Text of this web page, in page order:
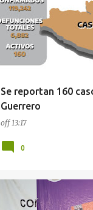
Se reportan 160
Guerrero
off 13:17
0
CONGRESO